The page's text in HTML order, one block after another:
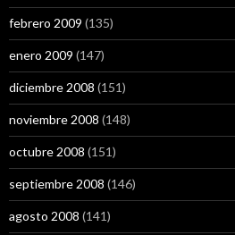
febrero 2009 (135)
enero 2009 (147)
diciembre 2008 (151)
noviembre 2008 (148)
octubre 2008 (151)
septiembre 2008 (146)
agosto 2008 (141)